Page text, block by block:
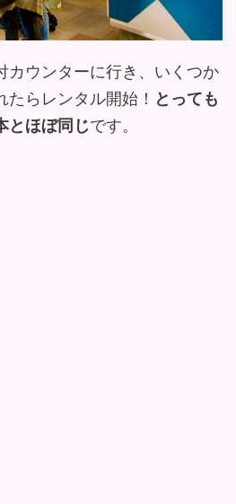
カウンターに行き、いくつか
らレンタル開始！ とっても
とほぼ同じです。